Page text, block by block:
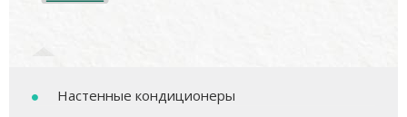
Настенные кондиционеры